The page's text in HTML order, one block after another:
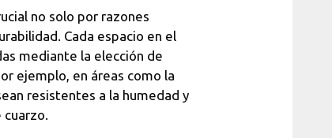
no solo por razones
Cada espacio en el
mediante la elección de
ejemplo, en áreas como la
resistentes a la humedad y